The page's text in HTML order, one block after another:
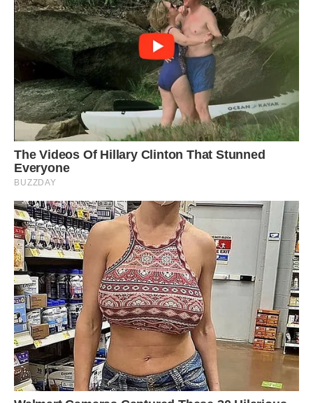
Наступний ранок почався з підкресленого ігнорування,
Галина Петрівна виходила з кімнати лише тоді, коли
Оксана була в іншій частині квартири. Вона гучно зітхала,
переставляла каструлі на кухні, демонструючи всім своїм
виглядом, що вона тут — жертва нелюдського ставлення.
Оксана намагалася зосередитися на роботі, але думки
розуміла, що проблема не в супі й не в руколі, проблема в
тому, що Богдан так і не став дорослим чоловіком,
здатним захистити свою територію. Для нього комфорт
матері був пріоритетом, навіть якщо за цей комфорт
доводилося платити щастям дружини.
Вдень, коли Богдан був на зустрічі, Галина Петрівна таки
не витримала і зайшла до кімнати Оксани, тримаючи в
руках якусь стару газету.
— Ось, подивися, — вона кинула газету на стіл. — Тут
рецепт нормальних котлет, без цих твоїх трав і насіння.
Навчися готувати, може тоді мій син перестане бути таким